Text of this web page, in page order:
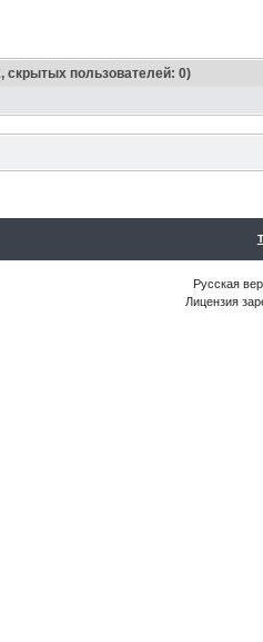
скрытых пользователей: 0)
Русская
Лицензия